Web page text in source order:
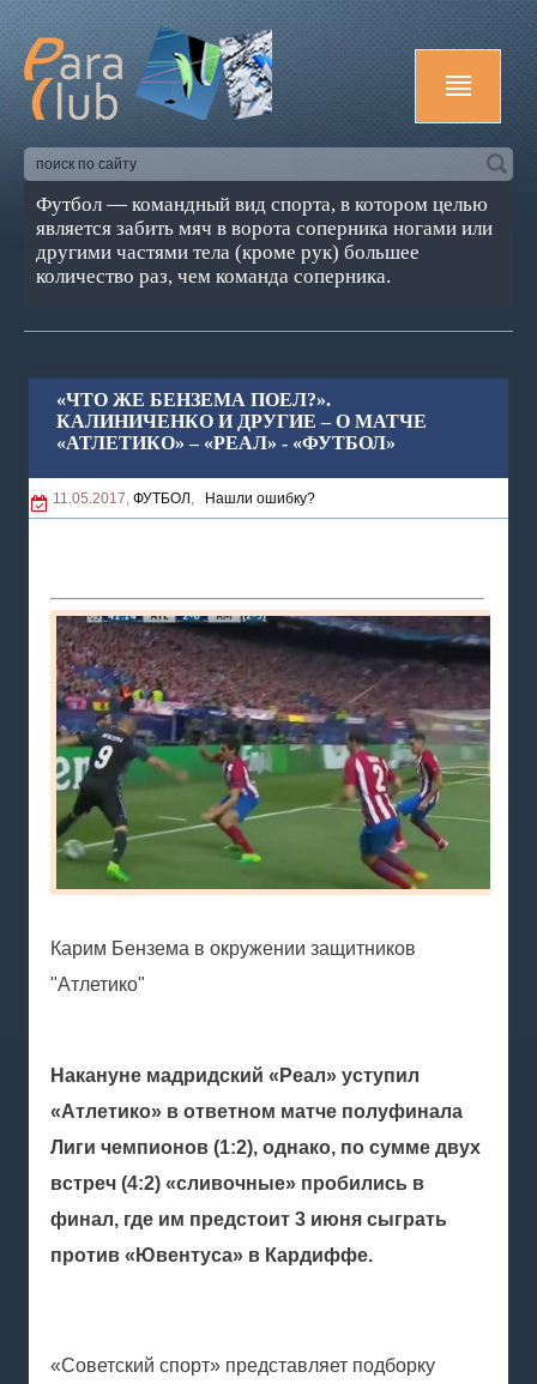
Футбол — командный вид спорта, в котором целью
является забить мяч в ворота соперника ногами или
другими частями тела (кроме рук) большее
количество раз, чем команда соперника.
«ЧТО ЖЕ БЕНЗЕМА ПОЕЛ?».
КАЛИНИЧЕНКО И ДРУГИЕ – О МАТЧЕ
«АТЛЕТИКО» – «РЕАЛ» - «ФУТБОЛ»
11.05.2017, ФУТБОЛ , Нашли ошибку?
Карим Бензема в окружении защитников
"Атлетико"
Накануне мадридский «Реал» уступил
«Атлетико» в ответном матче полуфинала
Лиги чемпионов (1:2), однако, по сумме двух
встреч (4:2) «сливочные» пробились в
финал, где им предстоит 3 июня сыграть
против «Ювентуса» в Кардиффе.
«Советский спорт» представляет подборку